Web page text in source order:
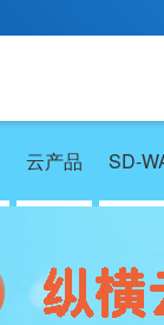
云产品 SD-